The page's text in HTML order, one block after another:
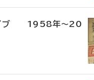
イブ 1958年～20